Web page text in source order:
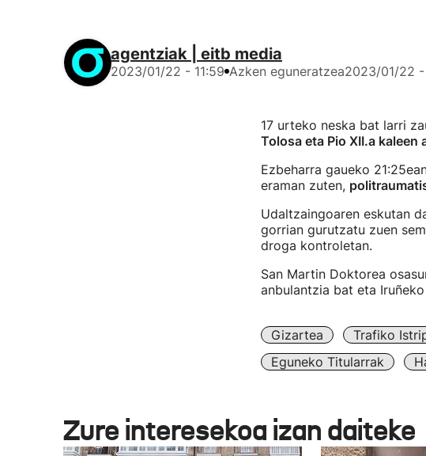
agentziak | eitb media
2023/01/22 - 11:59 Azken eguneratzea2023/01/22 -
17 urteko neska bat larri
Tolosa eta Pio XII.a kaleen
Ezbeharra gaueko
eraman zuten,
Udaltzaingoaren eskutan
gorrian gurutzatu zuen
droga kontroletan.
San Martin Doktorea
anbulantzia bat eta
Gizartea Trafiko
Eguneko Titularrak
Zure interesekoa izan daiteke